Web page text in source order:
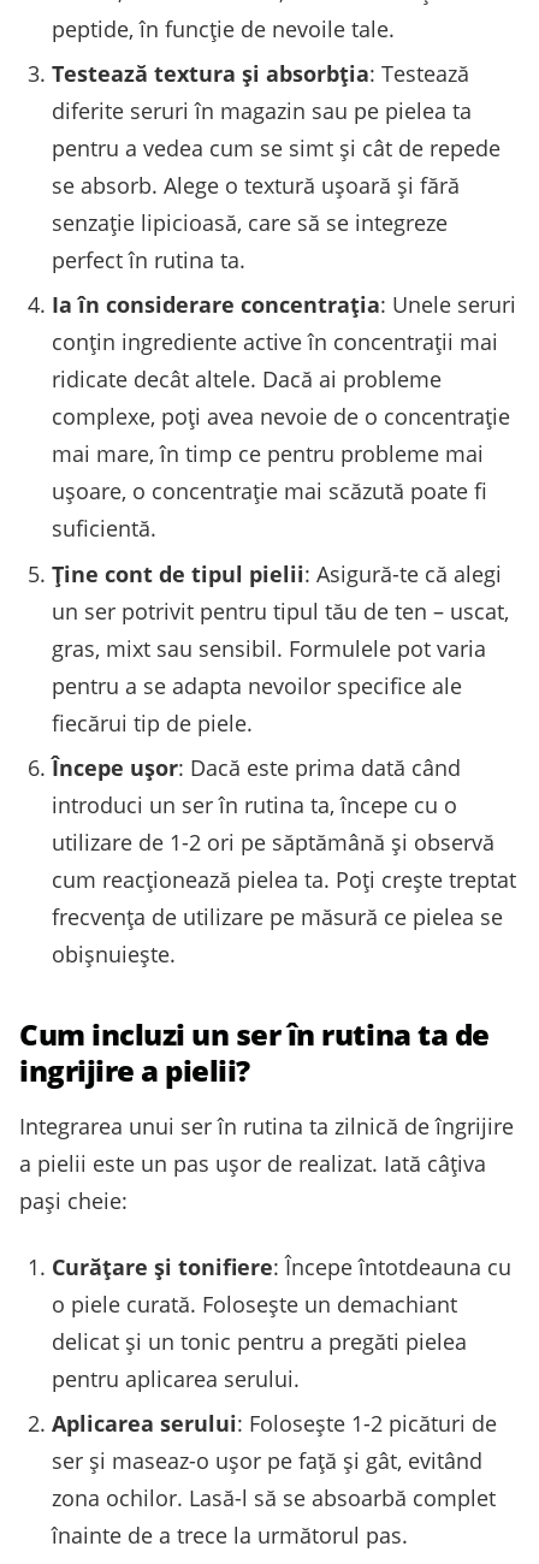
peptide, în funcție de nevoile tale.
Testează textura și absorbția: Testează
diferite seruri în magazin sau pe pielea ta
pentru a vedea cum se simt și cât de repede
se absorb. Alege o textură ușoară și fără
senzație lipicioasă, care să se integreze
perfect în rutina ta.
Ia în considerare concentrația: Unele seruri
conțin ingrediente active în concentrații mai
ridicate decât altele. Dacă ai probleme
complexe, poți avea nevoie de o concentrație
mai mare, în timp ce pentru probleme mai
ușoare, o concentrație mai scăzută poate fi
suficientă.
Ține cont de tipul pielii: Asigură-te că alegi
un ser potrivit pentru tipul tău de ten – uscat,
gras, mixt sau sensibil. Formulele pot varia
pentru a se adapta nevoilor specifice ale
fiecărui tip de piele.
Începe ușor: Dacă este prima dată când
introduci un ser în rutina ta, începe cu o
utilizare de 1-2 ori pe săptămână și observă
cum reacționează pielea ta. Poți crește treptat
frecvența de utilizare pe măsură ce pielea se
obișnuiește.
Cum incluzi un ser în rutina ta de
ingrijire a pielii?
Integrarea unui ser în rutina ta zilnică de îngrijire
a pielii este un pas ușor de realizat. Iată câțiva
pași cheie:
Curățare și tonifiere: Începe întotdeauna cu
o piele curată. Folosește un demachiant
delicat și un tonic pentru a pregăti pielea
pentru aplicarea serului.
Aplicarea serului: Folosește 1-2 picături de
ser și maseaz-o ușor pe față și gât, evitând
zona ochilor. Lasă-l să se absoarbă complet
înainte de a trece la următorul pas.